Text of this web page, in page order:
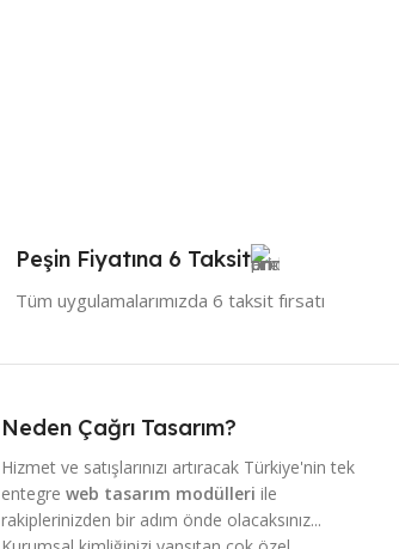
Peşin Fiyatına 6 Taksit
Tüm uygulamalarımızda 6 taksit fırsatı
Neden Çağrı Tasarım?
Hizmet ve satışlarınızı artıracak Türkiye'nin tek
entegre web tasarım modülleri ile
rakiplerinizden bir adım önde olacaksınız...